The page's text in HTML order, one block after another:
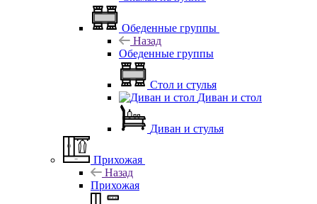
Обеденные группы
Назад
Обеденные группы
Стол и стулья
Диван и стол
Диван и стулья
Прихожая
Назад
Прихожая